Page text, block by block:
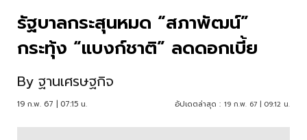
รัฐบาลกระสุนหมด “สภาพัฒน์”
กระทุ้ง “แบงก์ชาติ” ลดดอกเบี้ย
By ฐานเศรษฐกิจ
19 ก.พ. 67 | 07:15 น. อัปเดตล่าสุด : 19 ก.พ. 67 | 09:12 น.